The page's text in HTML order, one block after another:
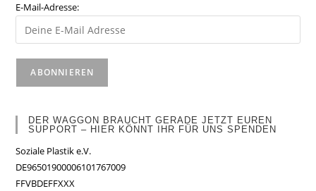
E-Mail-Adresse:
DER WAGGON BRAUCHT GERADE JETZT EUREN
SUPPORT – HIER KÖNNT IHR FÜR UNS SPENDEN
Soziale Plastik e.V.
DE96501900006101767009
FFVBDEFFXXX